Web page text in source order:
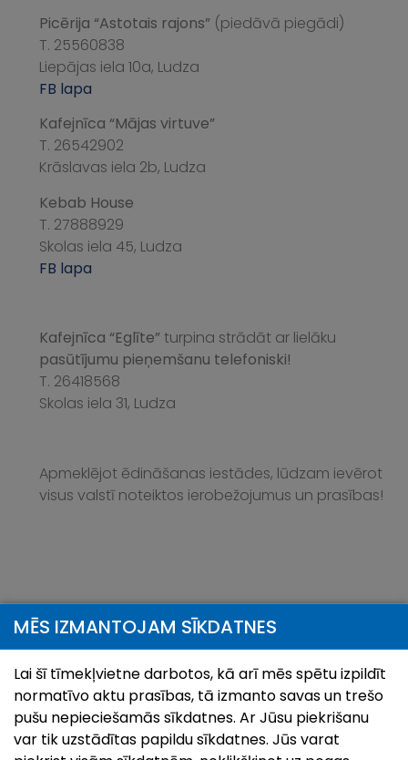
Picērija “Astotais rajons” (piedāvā piegādi)
T. 25560838
Liepājas iela 10a, Ludza
FB lapa
Kafejnīca “Mājas virtuve”
T. 26542902
Krāslavas iela 2b, Ludza
Kebab House
T. 27888929
Skolas iela 45, Ludza
FB lapa
Kafejnīca “Eglīte” turpina strādāt ar lielāku
pasūtījumu pieņemšanu telefoniski!
T. 26418568
Skolas iela 31, Ludza
Apmeklējot ēdināšanas iestādes, lūdzam ievērot
visus valstī noteiktos ierobežojumus un prasības!
Jaunumi
Visi jaunumi
MĒS IZMANTOJAM SĪKDATNES
Lai šī tīmekļvietne darbotos, kā arī mēs spētu izpildīt
normatīvo aktu prasības, tā izmanto savas un trešo
pušu nepieciešamās sīkdatnes. Ar Jūsu piekrišanu
var tik uzstādītas papildu sīkdatnes. Jūs varat